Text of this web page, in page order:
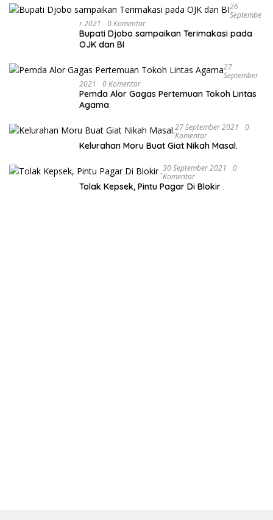
26
Septembe
R 2021
0 Komentar
Bupati Djobo sampaikan Terimakasi pada
OJK dan BI
27
September
2021
0 Komentar
Pemda Alor Gagas Pertemuan Tokoh Lintas
Agama
27 September 2021
0
Komentar
Kelurahan Moru Buat Giat Nikah Masal.
30 September 2021
0
Komentar
Tolak Kepsek, Pintu Pagar Di Blokir .